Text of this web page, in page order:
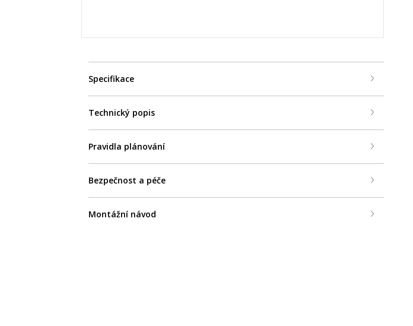
Specifikace
Technický popis
Pravidla plánování
Bezpečnost a péče
Montážní návod